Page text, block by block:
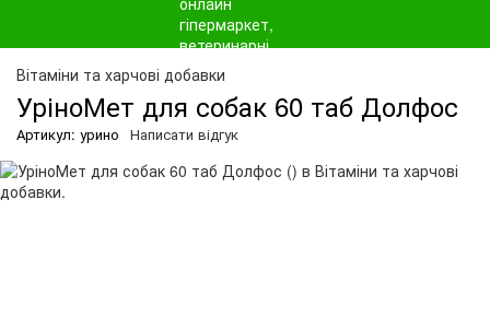
Вітаміни та харчові добавки
УріноМет для собак 60 таб Долфос
Артикул: урино Написати відгук